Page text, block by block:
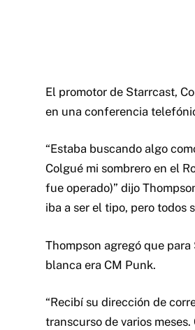
El promotor de Starrcast,
en una conferencia
“Estaba buscando algo
Colgué mi sombrero en el
fue operado)” dijo
iba a ser el tipo, pero todos
Thompson agregó que
blanca era CM Punk.
“Recibí su dirección de
transcurso de varios